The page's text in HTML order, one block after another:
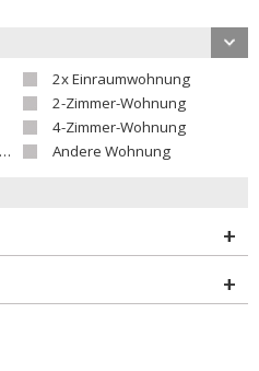
2x Einraumwohnung
2-Zimmer-Wohnung
4-Zimmer-Wohnung
Andere Wohnung